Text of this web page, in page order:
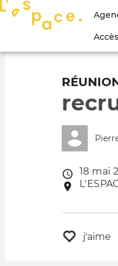
Menu
compte
l'utilisateur
Date
de
18 mai
Lieu
j'aime